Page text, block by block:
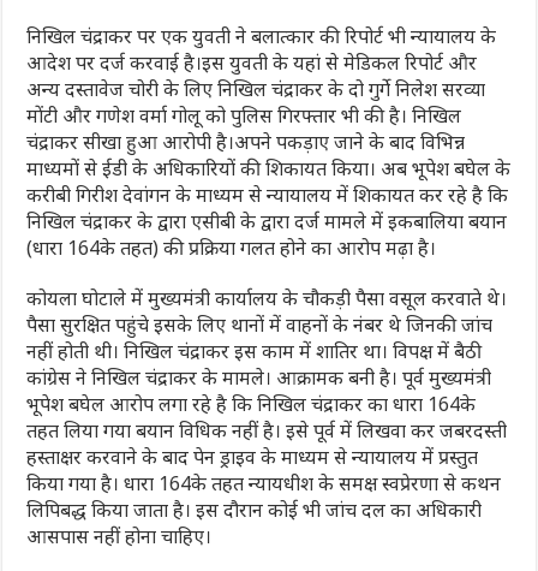
निखिल चंद्राकर पर एक युवती ने बलात्कार की रिपोर्ट भी न्यायालय के
आदेश पर दर्ज करवाई है।इस युवती के यहां से मेडिकल रिपोर्ट और
अन्य दस्तावेज चोरी के लिए निखिल चंद्राकर के दो गुर्गे निलेश सरव्या
मोंटी और गणेश वर्मा गोलू को पुलिस गिरफ्तार भी की है। निखिल
चंद्राकर सीखा हुआ आरोपी है।अपने पकड़ाए जाने के बाद विभिन्न
माध्यमों से ईडी के अधिकारियों की शिकायत किया। अब भूपेश बघेल के
करीबी गिरीश देवांगन के माध्यम से न्यायालय में शिकायत कर रहे है कि
निखिल चंद्राकर के द्वारा एसीबी के द्वारा दर्ज मामले में इकबालिया बयान
(धारा 164के तहत) की प्रक्रिया गलत होने का आरोप मढ़ा है।
कोयला घोटाले में मुख्यमंत्री कार्यालय के चौकड़ी पैसा वसूल करवाते थे।
पैसा सुरक्षित पहुंचे इसके लिए थानों में वाहनों के नंबर थे जिनकी जांच
नहीं होती थी। निखिल चंद्राकर इस काम में शातिर था। विपक्ष में बैठी
कांग्रेस ने निखिल चंद्राकर के मामले। आक्रामक बनी है। पूर्व मुख्यमंत्री
भूपेश बघेल आरोप लगा रहे है कि निखिल चंद्राकर का धारा 164के
तहत लिया गया बयान विधिक नहीं है। इसे पूर्व में लिखवा कर जबरदस्ती
हस्ताक्षर करवाने के बाद पेन ड्राइव के माध्यम से न्यायालय में प्रस्तुत
किया गया है। धारा 164के तहत न्यायधीश के समक्ष स्वप्रेरणा से कथन
लिपिबद्ध किया जाता है। इस दौरान कोई भी जांच दल का अधिकारी
आसपास नहीं होना चाहिए।